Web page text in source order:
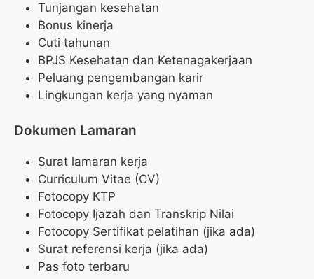
Tunjangan kesehatan
Bonus kinerja
Cuti tahunan
BPJS Kesehatan dan Ketenagakerjaan
Peluang pengembangan karir
Lingkungan kerja yang nyaman
Dokumen Lamaran
Surat lamaran kerja
Curriculum Vitae (CV)
Fotocopy KTP
Fotocopy Ijazah dan Transkrip Nilai
Fotocopy Sertifikat pelatihan (jika ada)
Surat referensi kerja (jika ada)
Pas foto terbaru